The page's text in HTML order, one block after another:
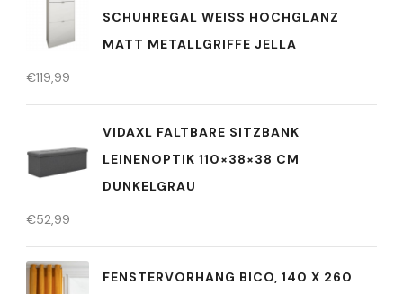
SCHUHREGAL WEISS HOCHGLANZ M
ATT METALLGRIFFE JELLA
€119,99
VIDAXL FALTBARE SITZBANK
LEINENOPTIK 110×38×38 CM
DUNKELGRAU
€52,99
FENSTERVORHANG BICO, 140 X 260